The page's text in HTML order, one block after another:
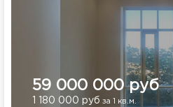
59 000 000 руб
1 180 000 руб за 1 кв.м.